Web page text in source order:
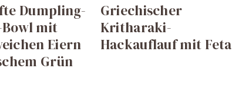
Dumpling-
mit
Eiern
Grün
Griechischer
Kritharaki-
Hackauflauf mit Feta